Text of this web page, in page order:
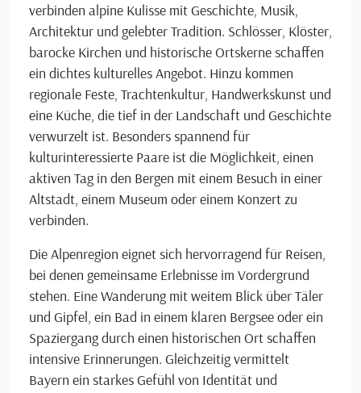
verbinden alpine Kulisse mit Geschichte, Musik,
Architektur und gelebter Tradition. Schlösser, Klöster,
barocke Kirchen und historische Ortskerne schaffen
ein dichtes kulturelles Angebot. Hinzu kommen
regionale Feste, Trachtenkultur, Handwerkskunst und
eine Küche, die tief in der Landschaft und Geschichte
verwurzelt ist. Besonders spannend für
kulturinteressierte Paare ist die Möglichkeit, einen
aktiven Tag in den Bergen mit einem Besuch in einer
Altstadt, einem Museum oder einem Konzert zu
verbinden.
Die Alpenregion eignet sich hervorragend für Reisen,
bei denen gemeinsame Erlebnisse im Vordergrund
stehen. Eine Wanderung mit weitem Blick über Täler
und Gipfel, ein Bad in einem klaren Bergsee oder ein
Spaziergang durch einen historischen Ort schaffen
intensive Erinnerungen. Gleichzeitig vermittelt
Bayern ein starkes Gefühl von Identität und